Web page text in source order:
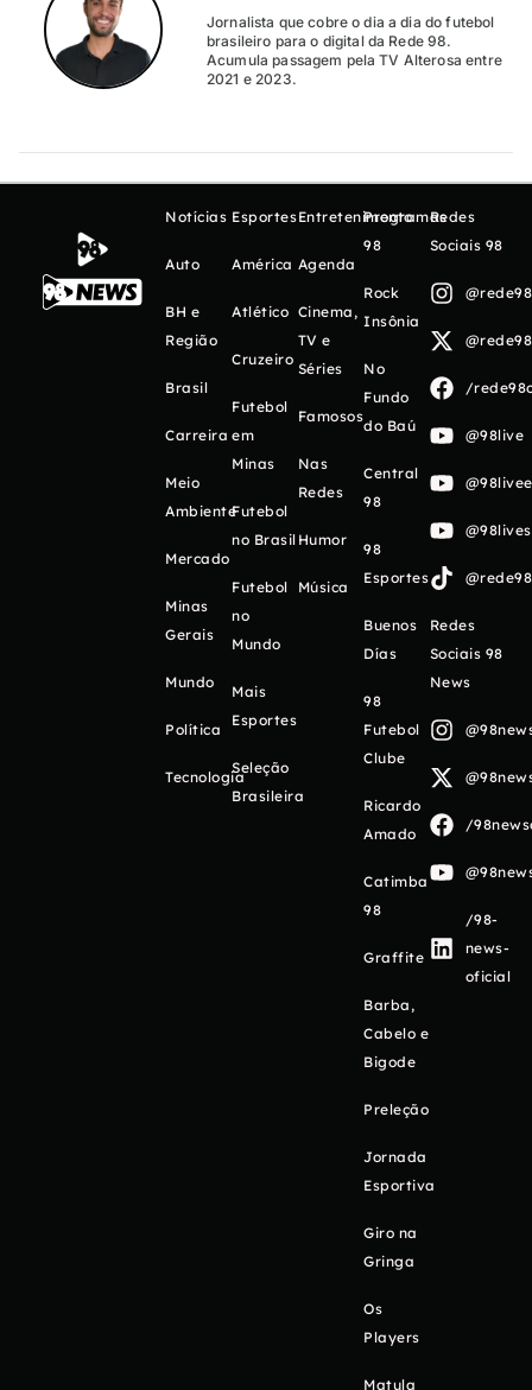
Jornalista que cobre o dia a dia do futebol
brasileiro para o digital da Rede 98.
Acumula passagem pela TV Alterosa entre
2021 e 2023.
Notícias
Auto
BH e
Região
Brasil
Carreira
Meio
Ambiente
Mercado
Minas
Gerais
Mundo
Política
Tecnologia
Esportes
América
Atlético
Cruzeiro
Futebol
em
Minas
Futebol
no Brasil
Futebol
no
Mundo
Mais
Esportes
Seleção
Brasileira
Entretenimento
Agenda
Cinema,
TV e
Séries
Famosos
Nas
Redes
Humor
Música
Programas
98
Rock
Insônia
No
Fundo
do Baú
Central
98
98
Esportes
Buenos
Días
98
Futebol
Clube
Ricardo
Amado
Catimba
98
Graffite
Barba,
Cabelo e
Bigode
Preleção
Jornada
Esportiva
Giro na
Gringa
Os
Players
Matula
Redes
Sociais 98
/
@98live
Redes
Sociais 98
News
/
/98-
news-
oficial